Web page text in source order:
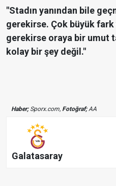
"Stadın yanından bile
gerekirse. Çok büyük
gerekirse oraya bir umut
kolay bir şey değil."
Haber;Sporx.com, Fotoğraf;AA
Galatasaray